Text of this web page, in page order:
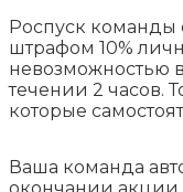
Роспуск команды
штрафом 10%
невозможностью
течении 2 часов.
которые
Ваша команда